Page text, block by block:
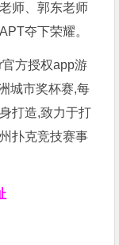
师、郭东老师
夺下荣耀。
方授权app游
城市奖杯赛,每
打造,致力于打
扑克竞技赛事